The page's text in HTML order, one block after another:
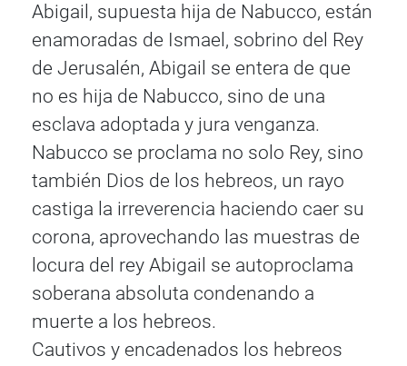
Abigail, supuesta hija de Nabucco, están
enamoradas de Ismael, sobrino del Rey
de Jerusalén, Abigail se entera de que
no es hija de Nabucco, sino de una
esclava adoptada y jura venganza.
Nabucco se proclama no solo Rey, sino
también Dios de los hebreos, un rayo
castiga la irreverencia haciendo caer su
corona, aprovechando las muestras de
locura del rey Abigail se autoproclama
soberana absoluta condenando a
muerte a los hebreos.
Cautivos y encadenados los hebreos